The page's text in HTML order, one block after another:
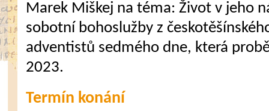
Marek Miškej na téma: Život v jeho
sobotní bohoslužby z
adventistů sedmého dne, která
2023.
Termín konání